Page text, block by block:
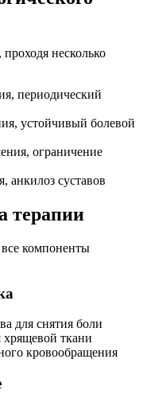
несколько
периодический
устойчивый болевой
ограничение
анкилоз суставов
терапии
компоненты
для снятия боли
ткани
кровообращения